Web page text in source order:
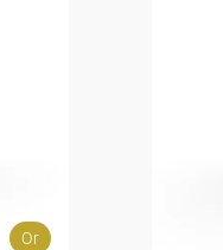
Or